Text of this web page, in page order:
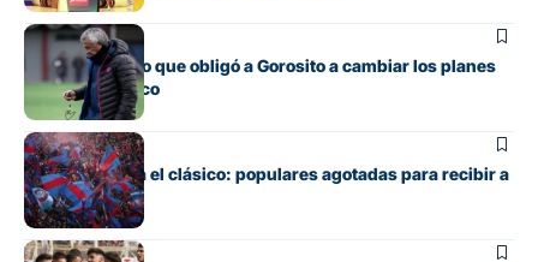
Fútbol
El contratiempo que obligó a Gorosito a cambiar los planes
antes del clásico
Fútbol
Boedo ya juega el clásico: populares agotadas para recibir a
Huracán
Fútbol